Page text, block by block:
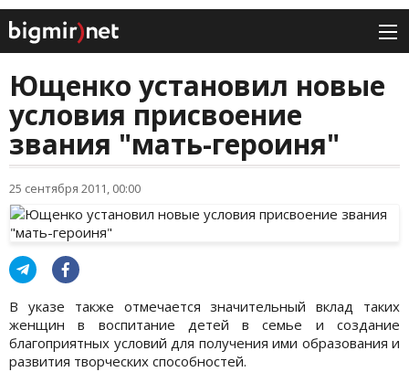
Ющенко установил новые
условия присвоение
звания "мать-героиня"
25 сентября 2011, 00:00
В указе также отмечается значительный вклад таких
женщин в воспитание детей в семье и создание
благоприятных условий для получения ими образования и
развития творческих способностей.